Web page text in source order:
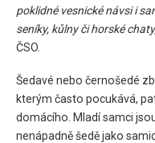
poklidné vesnické návsi i
seníky, kůlny či horské
ČSO.
Šedavé nebo černošedé
kterým často pocukává,
domácího. Mladí samci
nenápadně šedě jako